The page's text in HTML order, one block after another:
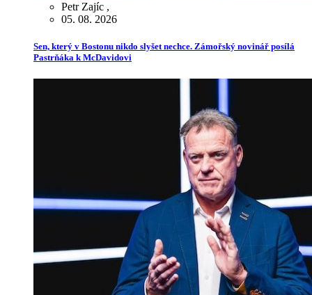
Petr Zajíc ,
05. 08. 2026
Sen, který v Bostonu nikdo slyšet nechce. Zámořský novinář posílá
Pastrňáka k McDavidovi